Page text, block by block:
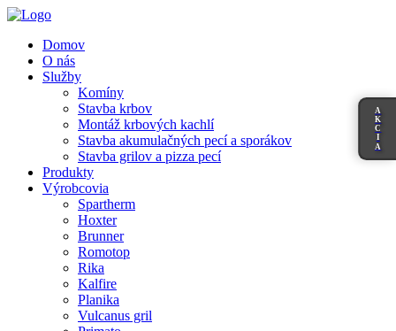
Domov
O nás
Služby
Komíny
Stavba krbov
Montáž krbových kachlí
Stavba akumulačných pecí a sporákov
Stavba grilov a pizza pecí
Produkty
Výrobcovia
Spartherm
Hoxter
Brunner
Romotop
Rika
Kalfire
Planika
Vulcanus gril
A
K
C
I
A